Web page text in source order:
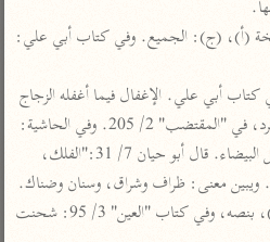
تليجرام •تويتر
عن الباحث القرآني
معنى: ظراف وشراق، وسنان وضناك.